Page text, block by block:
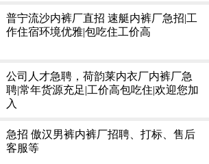
普宁流沙内裤厂直招 速艇内裤厂急招|工
作住宿环境优雅|包吃住工价高
公司人才急聘，荷韵莱内衣厂内裤厂急
聘|常年货源充足|工价高包吃住|欢迎您加
入
急招 傲汉男裤内裤厂招聘、打标、售后
客服等